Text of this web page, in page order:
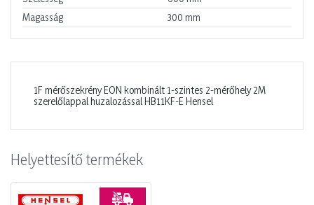
Magasság
300 mm
1F mérőszekrény EON kombinált 1-szintes 2-mérőhely 2M
szerelőlappal huzalozással HB11KF-E Hensel
Helyettesítő termékek